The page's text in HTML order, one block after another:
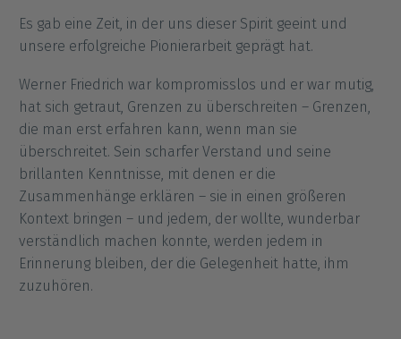
Es gab eine Zeit, in der uns dieser Spirit geeint und
unsere erfolgreiche Pionierarbeit geprägt hat.
Werner Friedrich war kompromisslos und er war mutig,
hat sich getraut, Grenzen zu überschreiten – Grenzen,
die man erst erfahren kann, wenn man sie
überschreitet. Sein scharfer Verstand und seine
brillanten Kenntnisse, mit denen er die
Zusammenhänge erklären – sie in einen größeren
Kontext bringen – und jedem, der wollte, wunderbar
verständlich machen konnte, werden jedem in
Erinnerung bleiben, der die Gelegenheit hatte, ihm
zuzuhören.